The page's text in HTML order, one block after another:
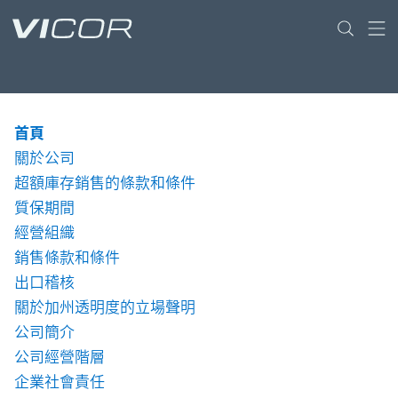
首頁
關於公司
超額庫存銷售的條款和條件
質保期間
經營組織
銷售條款和條件
出口稽核
關於加州透明度的立場聲明
公司簡介
公司經營階層
企業社會責任